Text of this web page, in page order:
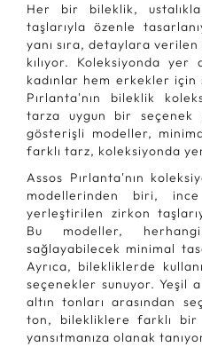
Her bir bileklik,
taşlarıyla özenle
yanı sıra, detaylara
kılıyor. Koleksiyonda
kadınlar hem erkekler için
Pırlanta'nın bileklik
tarza uygun bir seçenek
gösterişli modeller,
farklı tarz, koleksiyonda
Assos Pırlanta'nın
modellerinden biri,
yerleştirilen zirkon
Bu modeller,
sağlayabilecek minimal
Ayrıca, bilekliklerde
seçenekler sunuyor. Yeşil
altın tonları arasından
ton, bilekliklere farklı bir
yansıtmanıza olanak